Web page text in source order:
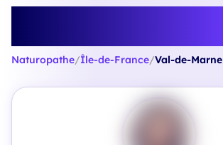
Naturopathe/Île-de-France/Val-de-Marne